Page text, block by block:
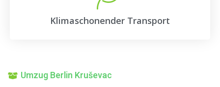
Klimaschonender Transport
Umzug Berlin Kruševac